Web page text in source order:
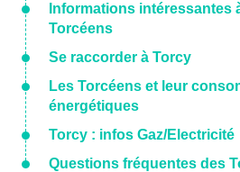
Informations intéressantes
Torcéens
Se raccorder à Torcy
Les Torcéens et leur
énergétiques
Torcy : infos Gaz/Electricité
Questions fréquentes des